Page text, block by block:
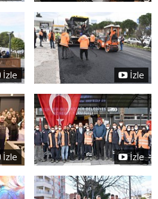
İzle İzle
İzle İzle